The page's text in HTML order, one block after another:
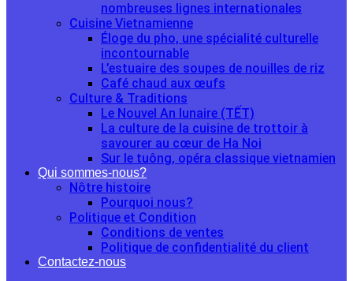
nombreuses lignes internationales
Cuisine Vietnamienne
Éloge du pho, une spécialité culturelle
incontournable
L’estuaire des soupes de nouilles de riz
Café chaud aux œufs
Culture & Traditions
Le Nouvel An lunaire (TẾT)
La culture de la cuisine de trottoir à
savourer au cœur de Ha Noi
Sur le tuông, opéra classique vietnamien
Qui sommes-nous?
Nôtre histoire
Pourquoi nous?
Politique et Condition
Conditions de ventes
Politique de confidentialité du client
Contactez-nous